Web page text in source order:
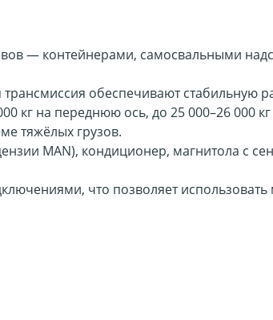
— контейнерами, самосвальными
обеспечивают стабильную
кг на переднюю ось, до 25 000–26 000
тяжёлых грузов.
MAN), кондиционер, магнитола с
что позволяет использовать